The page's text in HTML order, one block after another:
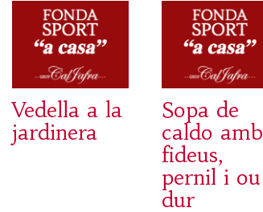
Vedella a la
jardinera
Sopa de
caldo amb
fideus,
pernil i ou
dur